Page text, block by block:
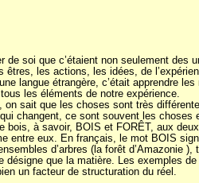
soi que c’étaient non seulement des
les actions, les idées, de
langue étrangère, c’était apprendre
les éléments de notre expérience.
sait que les choses sont très
changent, ce sont souvent les choses
à savoir, BOIS et FORÊT, aux
entre eux. En français, le mot BOIS
d’arbres (la forêt d’Amazonie ),
désigne que la matière. Les exemples
un facteur de structuration du réel.